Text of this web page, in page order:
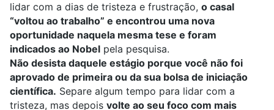
lidar com a dias de tristeza e frustração, o casal
“voltou ao trabalho” e encontrou uma nova
oportunidade naquela mesma tese e foram
indicados ao Nobel pela pesquisa.
Não desista daquele estágio porque você não foi
aprovado de primeira ou da sua bolsa de iniciação
científica. Separe algum tempo para lidar com a
tristeza, mas depois volte ao seu foco com mais